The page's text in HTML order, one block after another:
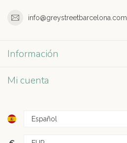
info@greystreetbarcelona.com
Información
Mi cuenta